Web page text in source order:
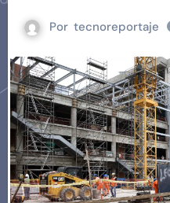
Por tecnoreportaje